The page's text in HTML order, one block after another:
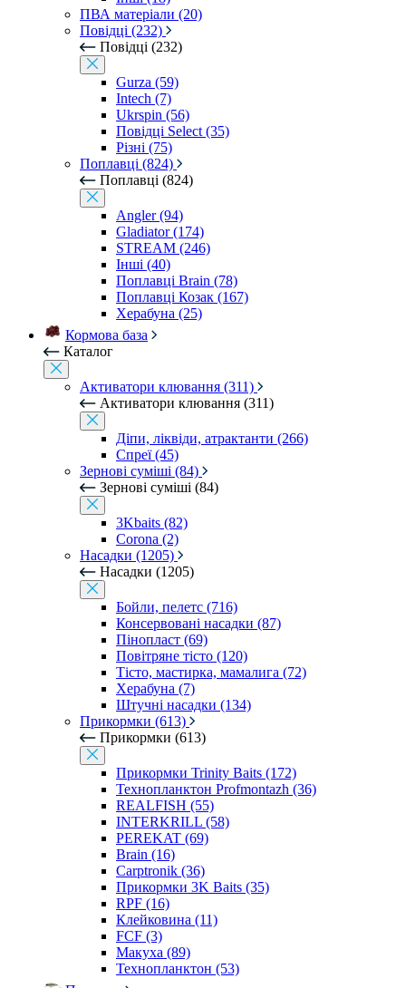
ПВА матеріали (20)
Повідці (232)
Повідці (232)
Gurza (59)
Intech (7)
Ukrspin (56)
Повідці Select (35)
Різні (75)
Поплавці (824)
Поплавці (824)
Angler (94)
Gladiator (174)
STREAM (246)
Інші (40)
Поплавці Brain (78)
Поплавці Козак (167)
Херабуна (25)
Кормова база
Каталог
Активатори клювання (311)
Активатори клювання (311)
Діпи, ліквіди, атрактанти (266)
Спреї (45)
Зернові суміші (84)
Зернові суміші (84)
3Kbaits (82)
Corona (2)
Насадки (1205)
Насадки (1205)
Бойли, пелетс (716)
Консервовані насадки (87)
Пінопласт (69)
Повітряне тісто (120)
Тісто, мастирка, мамалига (72)
Херабуна (7)
Штучні насадки (134)
Прикормки (613)
Прикормки (613)
Прикормки Trinity Baits (172)
Технопланктон Profmontazh (36)
REALFISH (55)
INTERKRILL (58)
PEREKAT (69)
Brain (16)
Carptronik (36)
Прикормки 3K Baits (35)
RPF (16)
Клейковина (11)
FCF (3)
Макуха (89)
Технопланктон (53)